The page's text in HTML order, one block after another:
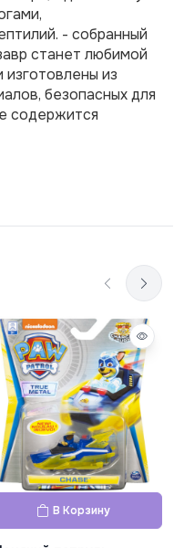
- собранный
станет любимой
изготовлены из
безопасных для
содержится
В Корзину